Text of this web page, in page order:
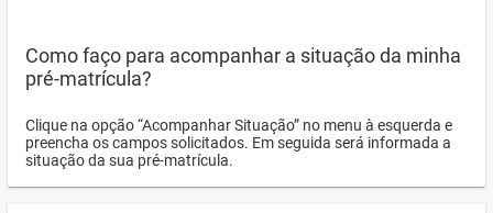
Como faço para acompanhar a situação da minha
pré-matrícula?
Clique na opção “Acompanhar Situação” no menu à esquerda e
preencha os campos solicitados. Em seguida será informada a
situação da sua pré-matrícula.